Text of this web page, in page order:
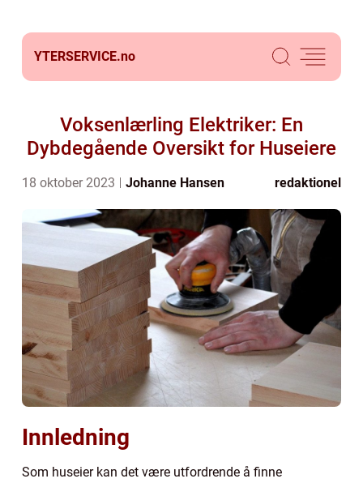
YTERSERVICE.no
Voksenlærling Elektriker: En
Dybdegående Oversikt for Huseiere
18 oktober 2023 Johanne Hansen redaktionel
Innledning
Som huseier kan det være utfordrende å finne